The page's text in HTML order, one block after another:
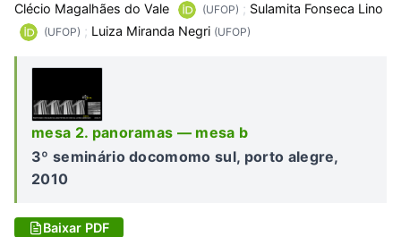
Clécio Magalhães do Vale (UFOP) ; Sulamita Fonseca Lino
(UFOP) ; Luiza Miranda Negri (UFOP)
mesa 2. panoramas — mesa b
3º seminário docomomo sul, porto alegre,
2010
Baixar PDF